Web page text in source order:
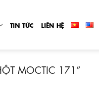
TIN TỨC LIÊN HỆ
MOCTIC 171”